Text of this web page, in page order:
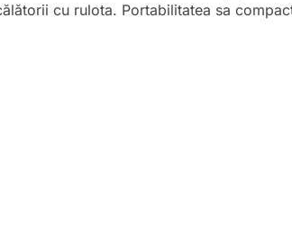
cu rulota. Portabilitatea sa